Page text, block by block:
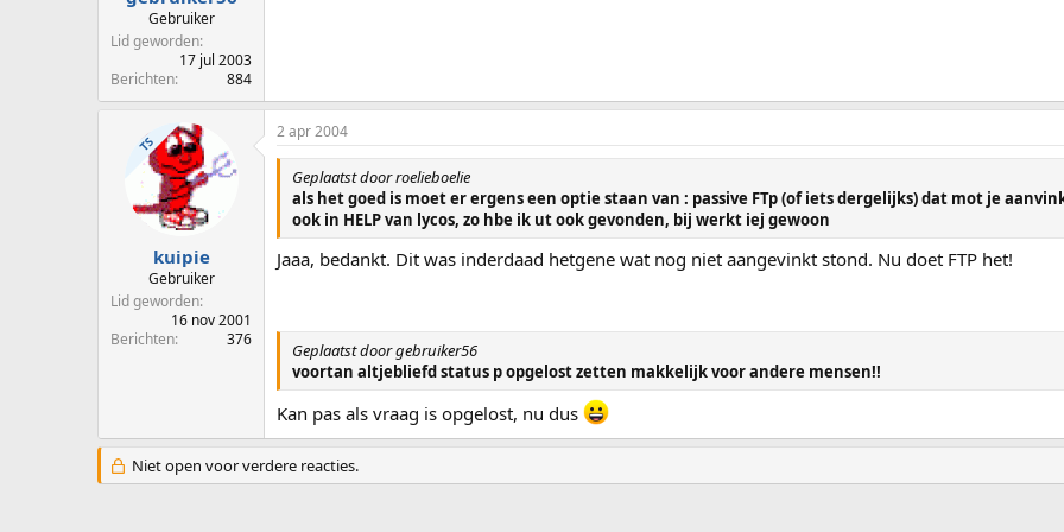
Gebruiker
Lid geworden
17 jul 2003
Berichten
884
TS
kuipie
Gebruiker
Lid geworden
16 nov 2001
Berichten
376
2 apr 2004
Geplaatst door roelieboelie
als het goed is moet er ergens een optie staan van : passive FTp (of iets dergelijks) dat mot je
ook in HELP van lycos, zo hbe ik ut ook gevonden, bij werkt iej gewoon
Jaaa, bedankt. Dit was inderdaad hetgene wat nog niet aangevinkt stond. Nu doet FTP het!
Geplaatst door gebruiker56
voortan altjebliefd status p opgelost zetten makkelijk voor andere mensen!!
Kan pas als vraag is opgelost, nu dus
Niet open voor verdere reacties.